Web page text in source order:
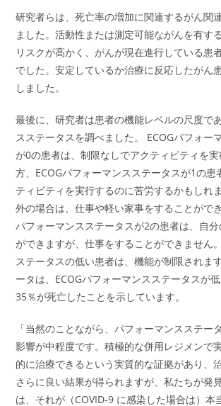
研究者らは、死亡率の増加に関連するがん関
ました。活動性または測定可能ながんを有す
リスクが高かく、がんが現在進行している患
でした。安定しているか治療に反応したがん
しました。
最後に、研究者は患者の機能レベルの尺度で
スステータスを調べました。 ECOGパフォー
が0の患者は、制限なしでアクティビティを
方、ECOGパフォーマンスステータスが1の患
ティビティを実行するのに苦労するかもしれ
外の場合は、仕事や軽い家事をすることがで
パフォーマンスステータスが2の患者は、自
ができますが、仕事をすることができません
ステータスの低い患者は、機能が制限されま
ータは、ECOGパフォーマンスステータスが
35％が死亡したことを示しています。
「当然のことながら、パフォーマンスステー
影響が中程度です。積極的な併用レジメンで
的に治療できるという実質的な証拠があり、
さらに良い結果が得られますが、私たちが発
は、それが（COVID-9 に感染した場合は）本